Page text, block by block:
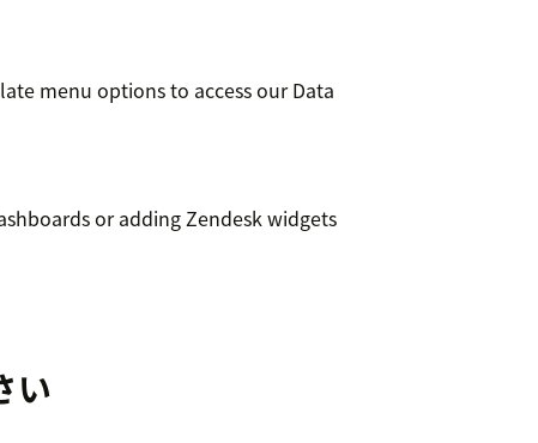
menu options to access our Data
or adding Zendesk widgets
い